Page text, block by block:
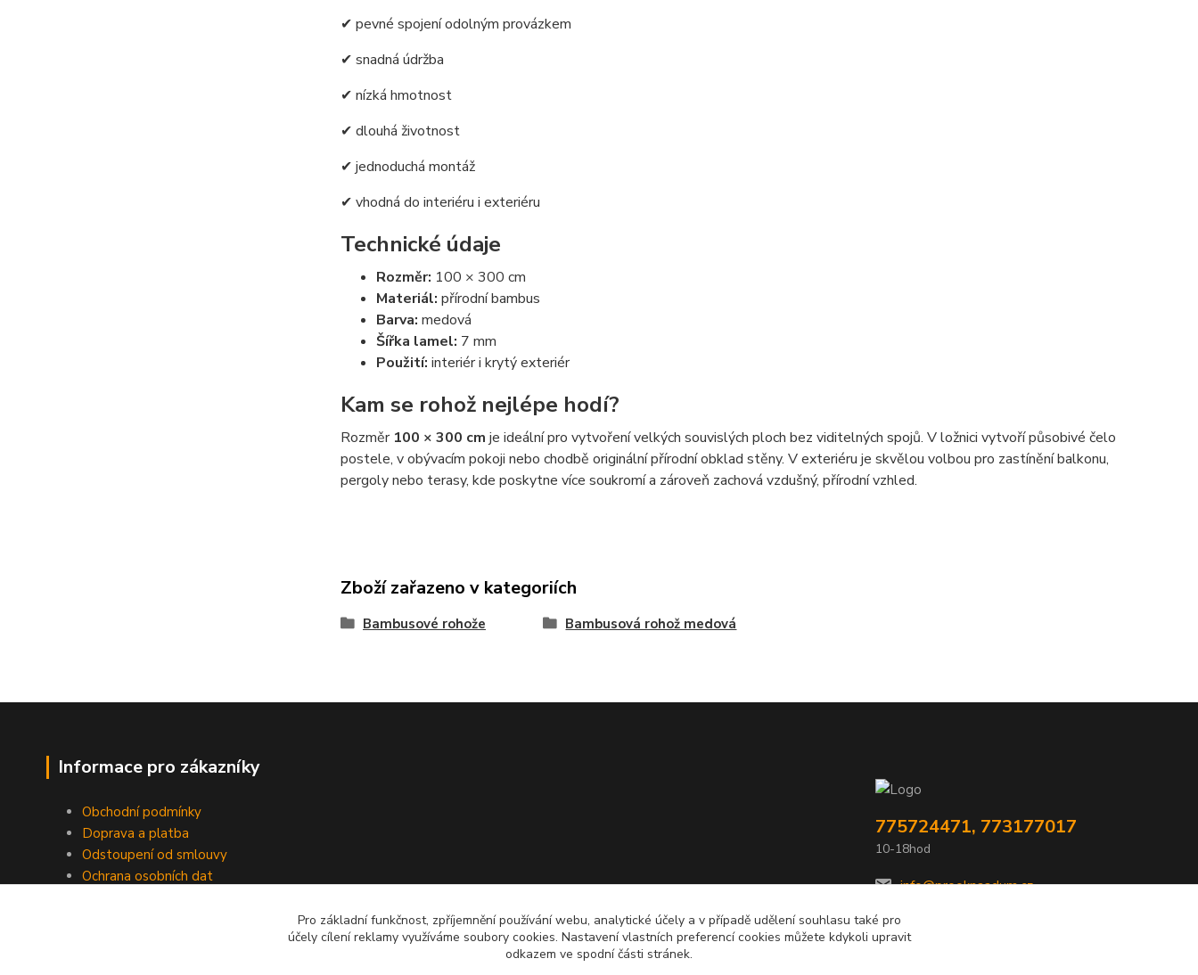
✔ pevné spojení odolným provázkem
✔ snadná údržba
✔ nízká hmotnost
✔ dlouhá životnost
✔ jednoduchá montáž
✔ vhodná do interiéru i exteriéru
Technické údaje
Rozměr: 100 × 300 cm
Materiál: přírodní bambus
Barva: medová
Šířka lamel: 7 mm
Použití: interiér i krytý exteriér
Kam se rohož nejlépe hodí?
Rozměr 100 × 300 cm je ideální pro vytvoření velkých souvislých ploch bez viditelných spojů. V ložnici vytvoří působivé čelo
postele, v obývacím pokoji nebo chodbě originální přírodní obklad stěny. V exteriéru je skvělou volbou pro zastínění balkonu,
pergoly nebo terasy, kde poskytne více soukromí a zároveň zachová vzdušný, přírodní vzhled.
Zboží zařazeno v kategoriích
Bambusové rohože Bambusová rohož medová
Informace pro zákazníky
Obchodní podmínky
Doprava a platba
Odstoupení od smlouvy
Ochrana osobních dat
775724471, 773177017
10-18hod
info@prooknaadum.cz
Pro základní funkčnost, zpříjemnění používání webu, analytické účely a v případě udělení souhlasu také pro
účely cílení reklamy využíváme soubory cookies. Nastavení vlastních preferencí cookies můžete kdykoli upravit
odkazem ve spodní části stránek.